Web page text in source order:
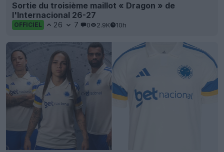
Sortie du troisième maillot « Dragon » de
l'Internacional 26-27
OFFICIEL 26 7 0 2.9K 10h